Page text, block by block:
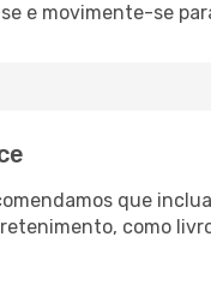
e movimente-se
que
como